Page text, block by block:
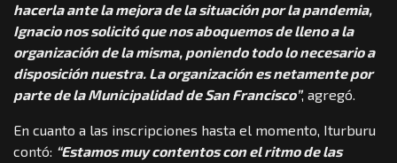
hacerla ante la mejora de la situación por la pandemia,
Ignacio nos solicitó que nos aboquemos de lleno a la
organización de la misma, poniendo todo lo necesario a
disposición nuestra. La organización es netamente por
parte de la Municipalidad de San Francisco”, agregó.
En cuanto a las inscripciones hasta el momento, Iturburu
contó: “Estamos muy contentos con el ritmo de las